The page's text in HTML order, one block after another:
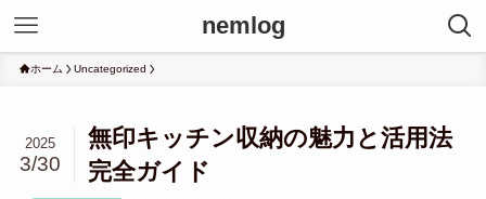
nemlog
ホーム Uncategorized
無印キッチン収納の魅力と活用法
完全ガイド
2025
3/30